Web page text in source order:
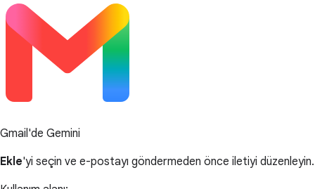
Gmail'de Gemini
Ekle'yi seçin ve e-postayı göndermeden önce iletiyi düzenleyin.